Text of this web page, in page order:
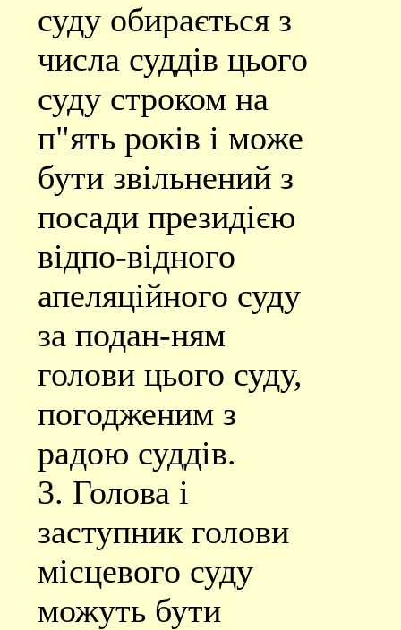
суду обирається з
числа суддів цього
суду строком на
п"ять років і може
бути звільнений з
посади президією
відпо-відного
апеляційного суду
за подан-ням
голови цього суду,
погодженим з
радою суддів.
3. Голова і
заступник голови
місцевого суду
можуть бути